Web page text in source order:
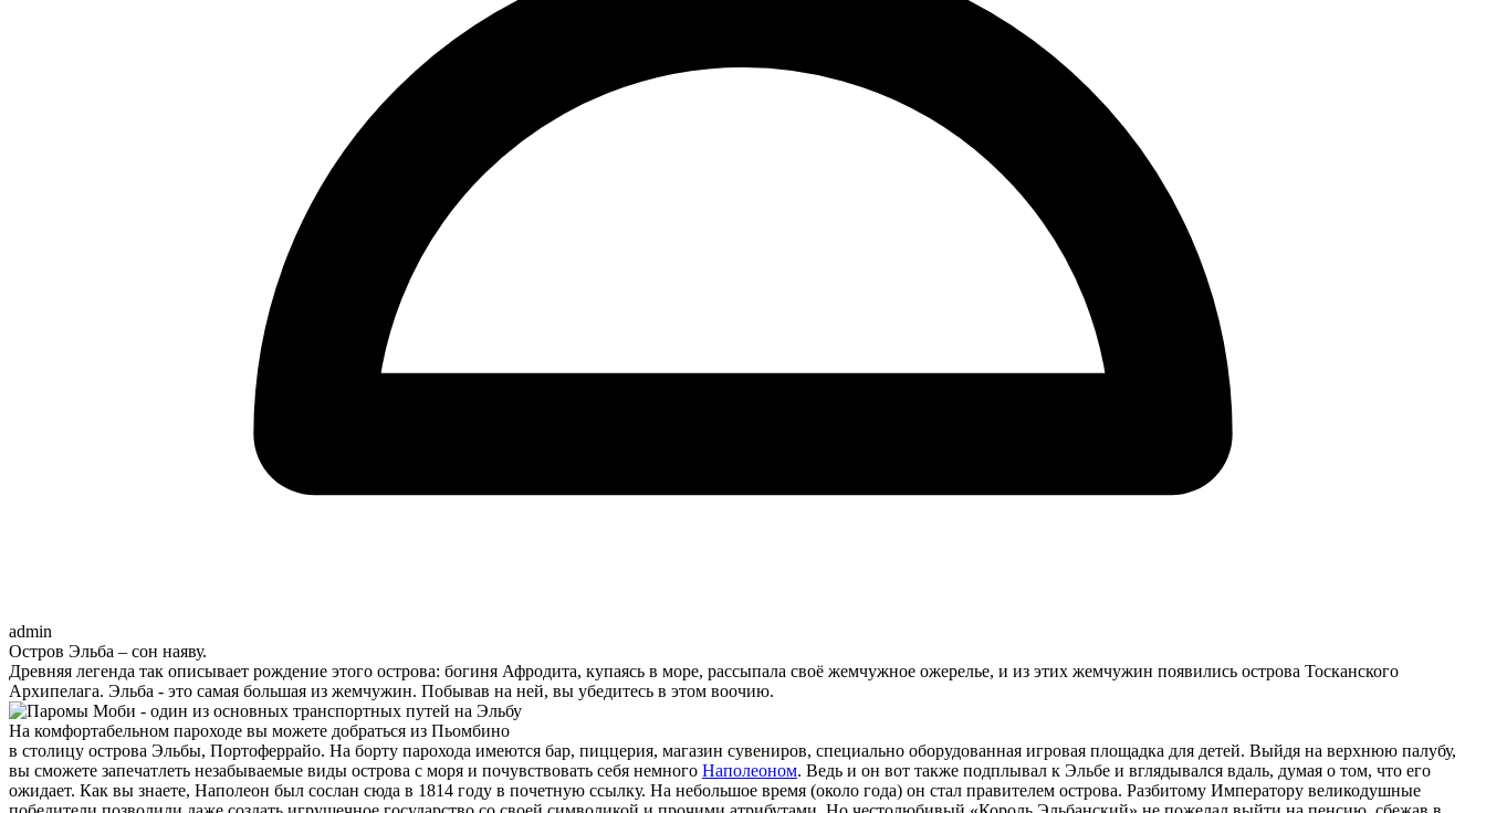
admin
Остров Эльба – сон наяву.
Древняя легенда так описывает рождение этого острова: богиня Афродита, купаясь в море, рассыпала своё жемчужное ожерелье, и из этих жемчужин появились острова Тосканского
Архипелага. Эльба - это самая большая из жемчужин. Побывав на ней, вы убедитесь в этом воочию.
На комфортабельном пароходе вы можете добраться из Пьомбино
в столицу острова Эльбы, Портоферрайо. На борту парохода имеются бар, пиццерия, магазин сувениров, специально оборудованная игровая площадка для детей. Выйдя на верхнюю палубу,
вы сможете запечатлеть незабываемые виды острова с моря и почувствовать себя немного Наполеоном. Ведь и он вот также подплывал к Эльбе и вглядывался вдаль, думая о том, что его
ожидает. Как вы знаете, Наполеон был сослан сюда в 1814 году в почетную ссылку. На небольшое время (около года) он стал правителем острова. Разбитому Императору великодушные